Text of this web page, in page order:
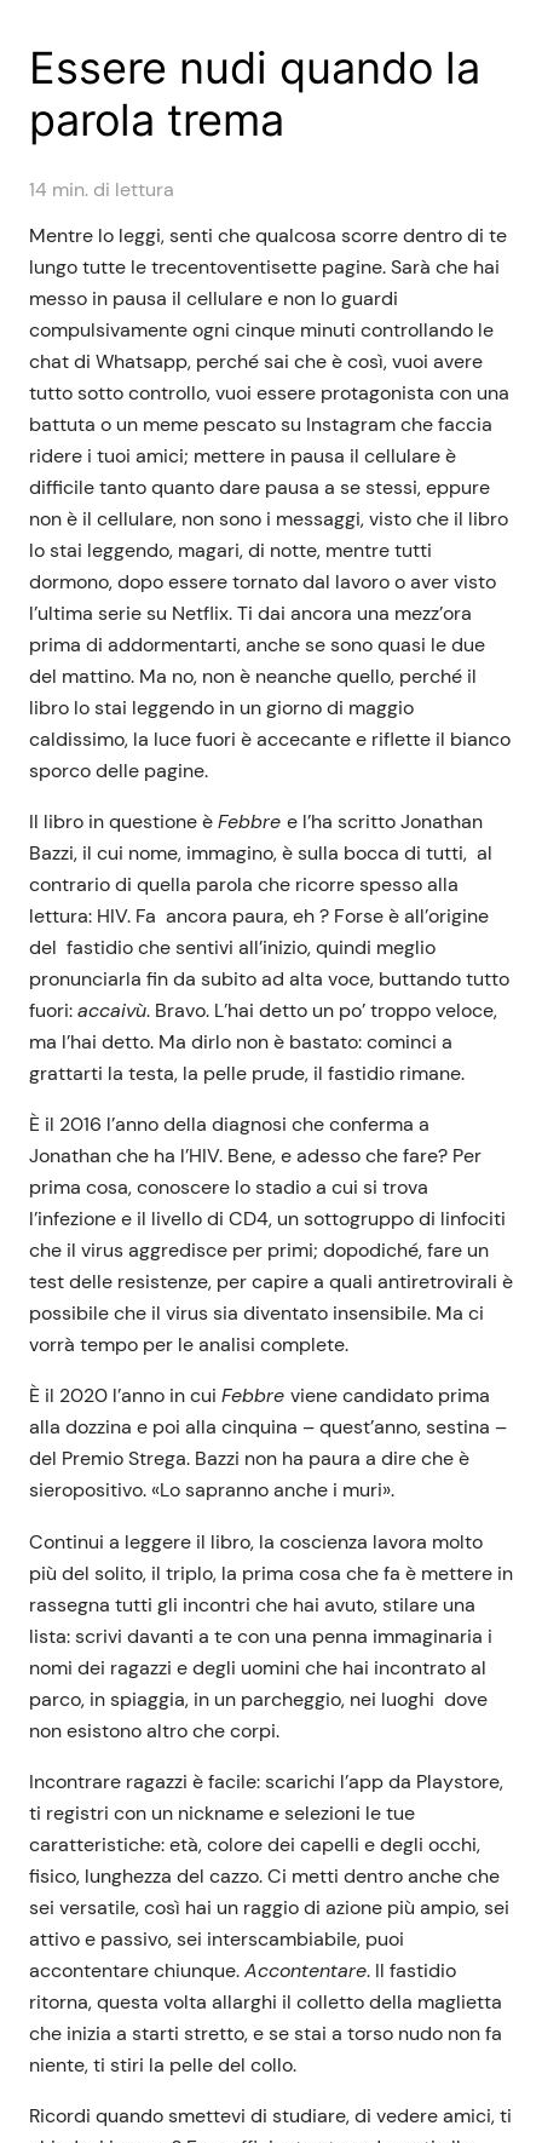
Essere nudi quando la
parola trema
14 min. di lettura
Mentre lo leggi, senti che qualcosa scorre dentro di te
lungo tutte le trecentoventisette pagine. Sarà che hai
messo in pausa il cellulare e non lo guardi
compulsivamente ogni cinque minuti controllando le
chat di Whatsapp, perché sai che è così, vuoi avere
tutto sotto controllo, vuoi essere protagonista con una
battuta o un meme pescato su Instagram che faccia
ridere i tuoi amici; mettere in pausa il cellulare è
difficile tanto quanto dare pausa a se stessi, eppure
non è il cellulare, non sono i messaggi, visto che il libro
lo stai leggendo, magari, di notte, mentre tutti
dormono, dopo essere tornato dal lavoro o aver visto
l’ultima serie su Netflix. Ti dai ancora una mezz’ora
prima di addormentarti, anche se sono quasi le due
del mattino. Ma no, non è neanche quello, perché il
libro lo stai leggendo in un giorno di maggio
caldissimo, la luce fuori è accecante e riflette il bianco
sporco delle pagine.
Il libro in questione èFebbre e l’ha scritto Jonathan
Bazzi, il cui nome, immagino, è sulla bocca di tutti, al
contrario di quella parola che ricorre spesso alla
lettura: HIV. Fa ancora paura, eh ? Forse è all’origine
del fastidio che sentivi all’inizio, quindi meglio
pronunciarla fin da subito ad alta voce, buttando tutto
fuori:accaivù. Bravo. L’hai detto un po’ troppo veloce,
ma l’hai detto. Ma dirlo non è bastato: cominci a
grattarti la testa, la pelle prude, il fastidio rimane.
È il 2016 l’anno della diagnosi che conferma a
Jonathan che ha l’HIV. Bene, e adesso che fare? Per
prima cosa, conoscere lo stadio a cui si trova
l’infezione e il livello di CD4, un sottogruppo di linfociti
che il virus aggredisce per primi; dopodiché, fare un
test delle resistenze, per capire a quali antiretrovirali è
possibile che il virus sia diventato insensibile. Ma ci
vorrà tempo per le analisi complete.
È il 2020 l’anno in cui Febbre viene candidato prima
alla dozzina e poi alla cinquina – quest’anno, sestina –
del Premio Strega. Bazzi non ha paura a dire che è
sieropositivo. «Lo sapranno anche i muri».
Continui a leggere il libro, la coscienza lavora molto
più del solito, il triplo, la prima cosa che fa è mettere in
rassegna tutti gli incontri che hai avuto, stilare una
lista: scrivi davanti a te con una penna immaginaria i
nomi dei ragazzi e degli uomini che hai incontrato al
parco, in spiaggia, in un parcheggio, nei luoghi dove
non esistono altro che corpi.
Incontrare ragazzi è facile: scarichi l’app da Playstore,
ti registri con un nickname e selezioni le tue
caratteristiche: età, colore dei capelli e degli occhi,
fisico, lunghezza del cazzo. Ci metti dentro anche che
sei versatile, così hai un raggio di azione più ampio, sei
attivo e passivo, sei interscambiabile, puoi
accontentare chiunque.Accontentare. Il fastidio
ritorna, questa volta allarghi il colletto della maglietta
che inizia a starti stretto, e se stai a torso nudo non fa
niente, ti stiri la pelle del collo.
Ricordi quando smettevi di studiare, di vedere amici, ti